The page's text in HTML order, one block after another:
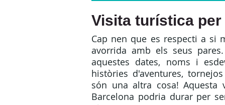
Visita turística per
Cap nen que es respecti a si
avorrida amb els seus
aquestes dates, noms i
històries d'aventures,
són una altra cosa!
Barcelona podria durar per